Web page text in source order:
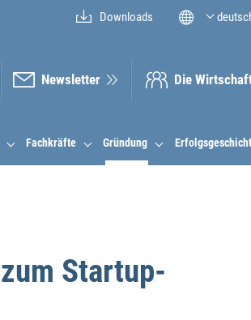
Fachkräfte Gründung
Downloads
Newsletter Die
Startup-